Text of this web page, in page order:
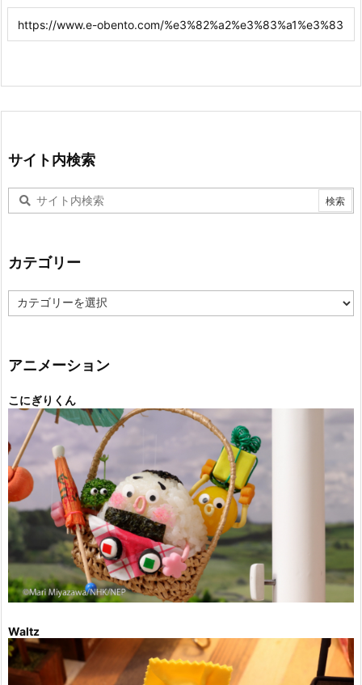
サイト内検索
カテゴリー
テ
ー
アニメーション
こにぎりくん
Waltz